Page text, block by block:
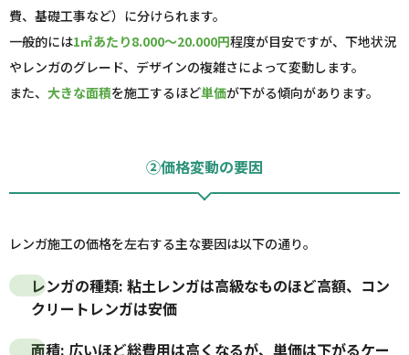
費、基礎工事など）に分けられます。
一般的には1㎡あたり8.000～20.000円程度が目安ですが、下地状況
やレンガのグレード、デザインの複雑さによって変動します。
また、 大きな面積を施工するほど単価が下がる傾向があります。
②価格変動の要因
レンガ施工の価格を左右する主な要因は以下の通り。
レンガの種類: 粘土レンガは高級なものほど高額、コン
クリートレンガは安価
面積: 広いほど総費用は高くなるが、単価は下がるケー